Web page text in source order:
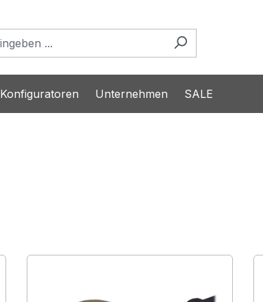
Konfiguratoren Unternehmen SALE